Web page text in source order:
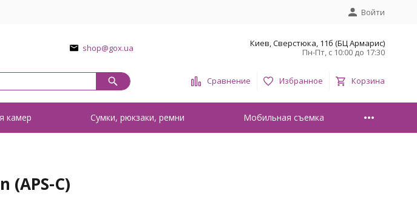
Войти
shop@gox.ua
Киев, Сверстюка, 11б (БЦ Армарис)
Пн-Пт, с 10:00 до 17:30
Сравнение Избранное Корзина
камер Сумки, рюкзаки, ремни Мобильная съемка
C)